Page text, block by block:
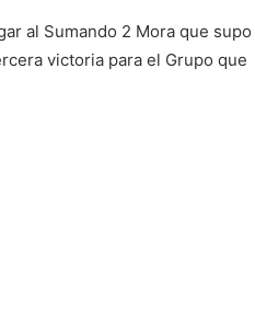
al Sumando 2 Mora que supo
victoria para el Grupo que